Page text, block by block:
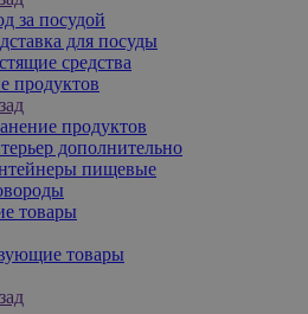
за посудой
для посуды
средства
продуктов
продуктов
дополнительно
пищевые
товары
товары